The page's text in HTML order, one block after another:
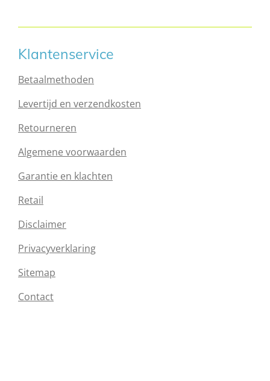
Klantenservice
Betaalmethoden
Levertijd en verzendkosten
Retourneren
Algemene voorwaarden
Garantie en klachten
Retail
Disclaimer
Privacyverklaring
Sitemap
Contact